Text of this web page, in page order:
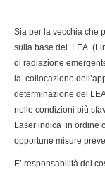
Sia per la vecchia che
sulla base dei LEA
di radiazione
la collocazione
determinazione del
nelle condizioni più
Laser indica in ordine
opportune misure
E’ responsabilità del